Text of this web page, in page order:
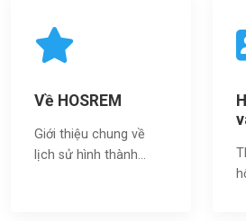
Về HOSREM
Giới thiệu chung về
lịch sử hình thành...